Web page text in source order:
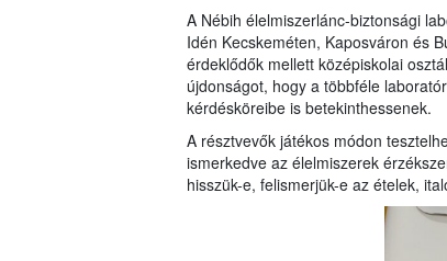
A Nébih élelmiszerlánc-biztonsági
Idén Kecskeméten, Kaposváron és
érdeklődők mellett középiskolai
újdonságot, hogy a többféle
kérdésköreibe is betekinthessenek.
A résztvevők játékos módon
ismerkedve az élelmiszerek
hisszük-e, felismerjük-e az ételek,